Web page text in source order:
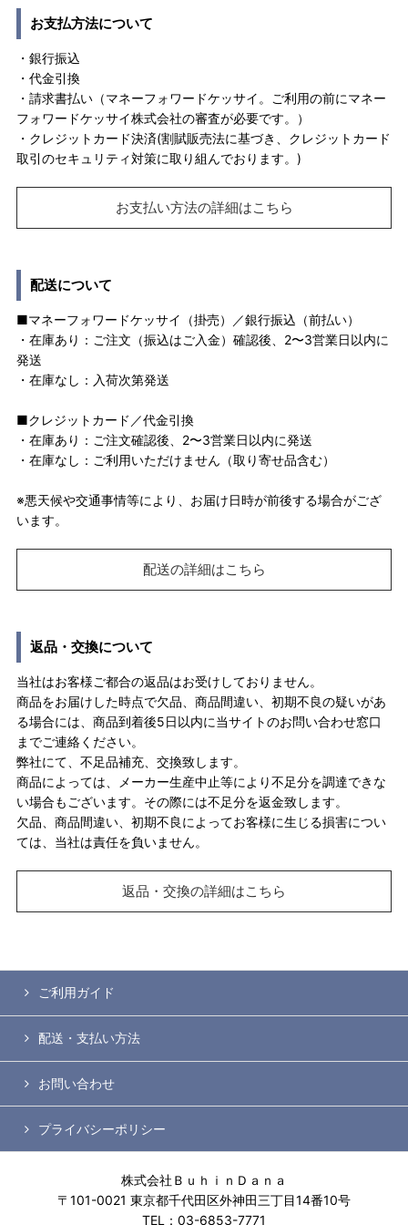
お支払方法について
・銀行振込
・代金引換
・請求書払い（マネーフォワードケッサイ。ご利用の前にマネー
フォワードケッサイ株式会社の審査が必要です。）
・クレジットカード決済(割賦販売法に基づき、クレジットカード
取引のセキュリティ対策に取り組んでおります。)
お支払い方法の詳細はこちら
配送について
■マネーフォワードケッサイ（掛売）／銀行振込（前払い）
・在庫あり：ご注文（振込はご入金）確認後、2〜3営業日以内に
発送
・在庫なし：入荷次第発送
■クレジットカード／代金引換
・在庫あり：ご注文確認後、2〜3営業日以内に発送
・在庫なし：ご利用いただけません（取り寄せ品含む）
※悪天候や交通事情等により、お届け日時が前後する場合がござ
います。
配送の詳細はこちら
返品・交換について
当社はお客様ご都合の返品はお受けしておりません。
商品をお届けした時点で欠品、商品間違い、初期不良の疑いがあ
る場合には、商品到着後5日以内に当サイトのお問い合わせ窓口
までご連絡ください。
弊社にて、不足品補充、交換致します。
商品によっては、メーカー生産中止等により不足分を調達できな
い場合もございます。その際には不足分を返金致します。
欠品、商品間違い、初期不良によってお客様に生じる損害につい
ては、当社は責任を負いません。
返品・交換の詳細はこちら
ご利用ガイド
配送・支払い方法
お問い合わせ
プライバシーポリシー
株式会社ＢｕｈｉｎＤａｎａ
〒101-0021 東京都千代田区外神田三丁目14番10号
TEL：03-6853-7771